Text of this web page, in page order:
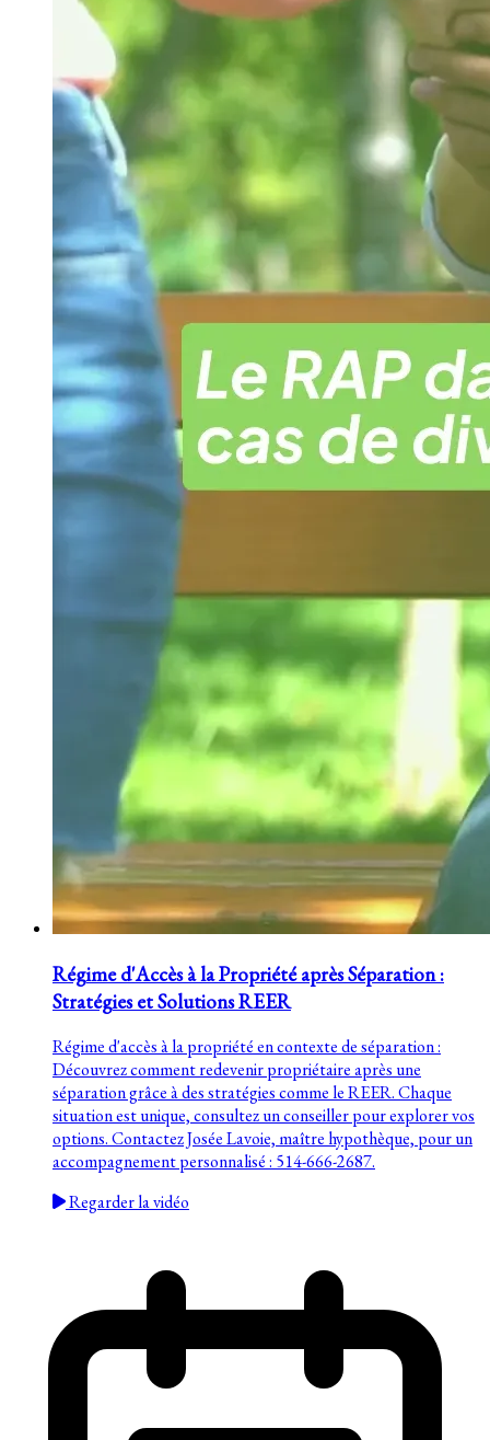
Régime d'Accès à la Propriété après Séparation :
Stratégies et Solutions REER
Régime d'accès à la propriété en contexte de séparation :
Découvrez comment redevenir propriétaire après une
séparation grâce à des stratégies comme le REER. Chaque
situation est unique, consultez un conseiller pour explorer vos
options. Contactez Josée Lavoie, maître hypothèque, pour un
accompagnement personnalisé : 514-666-2687.
Regarder la vidéo